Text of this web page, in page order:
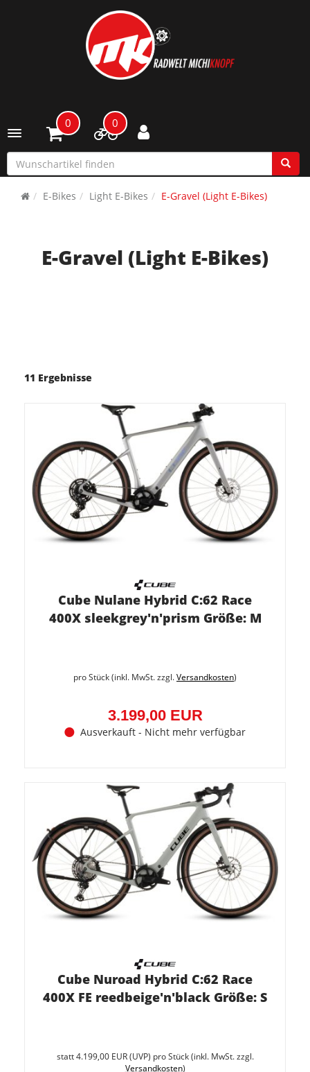
Toggle navigation
0 0
E-Bikes Light E-Bikes E-Gravel (Light E-Bikes)
E-Gravel (Light E-Bikes)
11 Ergebnisse
Cube Nulane Hybrid C:62 Race
400X sleekgrey'n'prism Größe: M
pro Stück (inkl. MwSt. zzgl.Versandkosten)
3.199,00 EUR
Ausverkauft - Nicht mehr verfügbar
Cube Nuroad Hybrid C:62 Race
400X FE reedbeige'n'black Größe: S
statt4.199,00 EUR(UVP) pro Stück (inkl. MwSt. zzgl.
Versandkosten)